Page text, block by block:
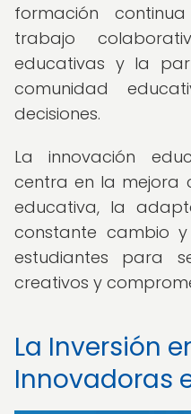
formación
trabajo
educativas y la
comunidad
decisiones.
La innovación
centra en la mejora
educativa, la
constante cambio
estudiantes para
creativos y
La Inversión
Innovadoras